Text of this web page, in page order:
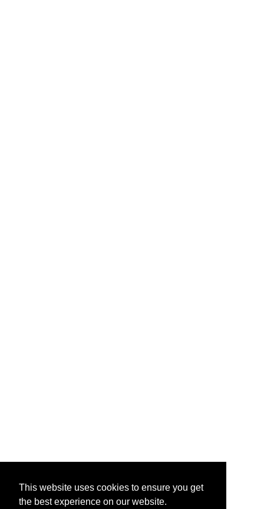
This website uses cookies to ensure you get
the best experience on our website.